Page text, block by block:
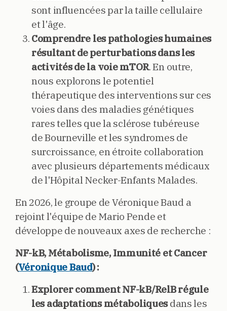
sont influencées par la taille cellulaire
et l'âge.
Comprendre les pathologies humaines
résultant de perturbations dans les
activités de la voie mTOR. En outre,
nous explorons le potentiel
thérapeutique des interventions sur ces
voies dans des maladies génétiques
rares telles que la sclérose tubéreuse
de Bourneville et les syndromes de
surcroissance, en étroite collaboration
avec plusieurs départements médicaux
de l'Hôpital Necker-Enfants Malades.
En 2026, le groupe de Véronique Baud a
rejoint l'équipe de Mario Pende et
développe de nouveaux axes de recherche :
NF-kB, Métabolisme, Immunité et Cancer
(Véronique Baud) :
Explorer comment NF-kB/RelB régule
les adaptations métaboliquesdans les